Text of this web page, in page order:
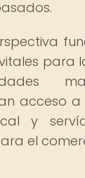
para
acceso
y
el